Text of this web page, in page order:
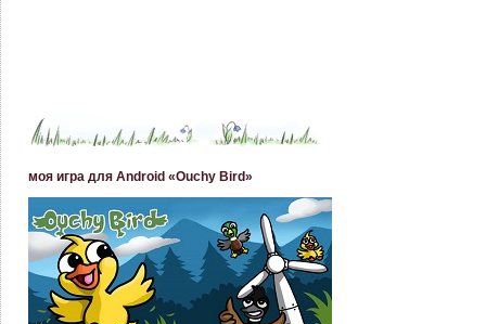
моя игра для Android «Ouchy Bird»